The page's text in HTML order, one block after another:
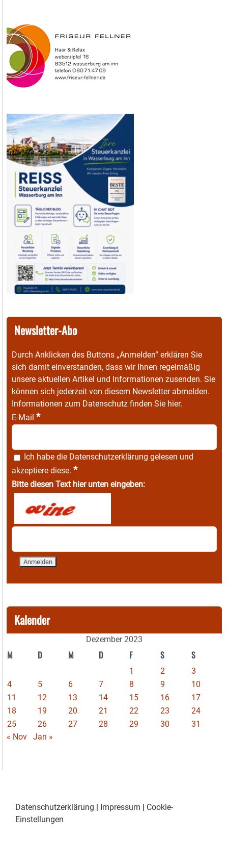
Newsletter-Abo
Durch Anklicken des Buttons „Anmelden“ erklären Sie
sich damit einverstanden, dass wir Ihnen regelmäßig
unsere aktuellen Artikel und Informationen zusenden. Sie
können sich jederzeit von diesem Newsletter abmelden.
Informationen zum Datenschutz finden Sie hier.
E-Mail *
Ich habe die Datenschutzerklärung gelesen und
akzeptiere diese. *
Bitte diesen Text hier unten eingeben:
Kalender
Dezember 2023
M D M D F S S
1 2
3
4
5 6 7 8 9
10
11
12 13 14 15 16
17
18
19 20 21 22 23
24
25
26 27 28 29 30
31
« Nov
Jan »
Datenschutzerklärung Impressum
Cookie-
Einstellungen